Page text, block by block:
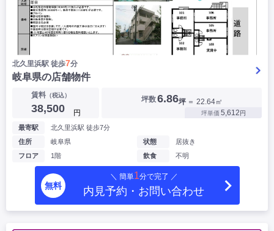
北久里浜駅 徒歩7分
岐阜県の店舗物件
賃料（税込）
38,500 円
坪数6.86坪 ＝ 22.64㎡
坪単価 5,612円
最寄駅
北久里浜駅 徒歩7分
住所
岐阜県
フロア
1階
状態
居抜き
飲食
不明
無料
＼ 簡単1分で完了 ／
内見予約・お問い合わせ